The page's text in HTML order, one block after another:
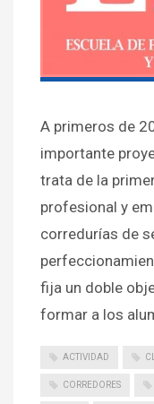
A primeros de
importante
trata de la
profesional y
corredurías de
fija un doble
formar a los
ACTIVIDAD
CORREDORES